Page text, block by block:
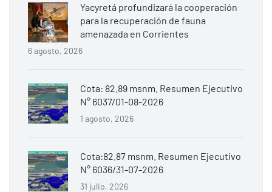
Yacyretá profundizará la cooperación
para la recuperación de fauna
amenazada en Corrientes
6 agosto, 2026
Cota: 82.89 msnm. Resumen Ejecutivo
N° 6037/01-08-2026
1 agosto, 2026
Cota:82.87 msnm. Resumen Ejecutivo
N° 6036/31-07-2026
31 julio, 2026